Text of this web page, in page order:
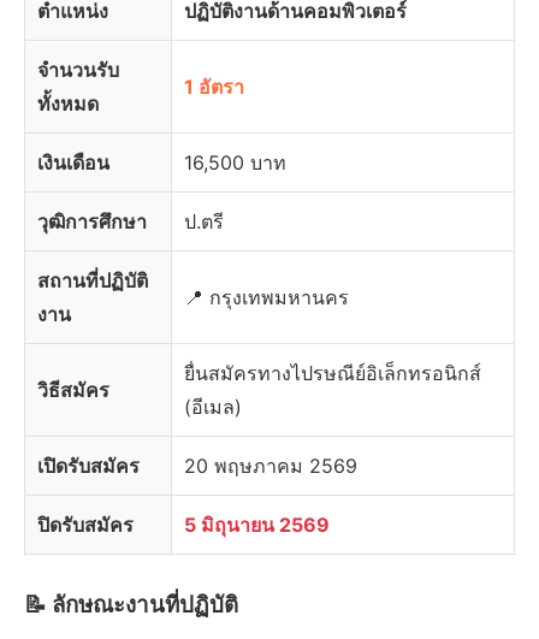
ตำแหน่ง ปฏิบัติงานด้านคอมพิวเตอร์
จำนวนรับ
ทั้งหมด
1 อัตรา
เงินเดือน 16,500 บาท
วุฒิการศึกษา ป.ตรี
สถานที่ปฏิบัติ
งาน
📍 กรุงเทพมหานคร
วิธีสมัคร
ยื่นสมัครทางไปรษณีย์อิเล็กทรอนิกส์
(อีเมล)
เปิดรับสมัคร 20 พฤษภาคม 2569
ปิดรับสมัคร 5 มิถุนายน 2569
📝 ลักษณะงานที่ปฏิบัติ